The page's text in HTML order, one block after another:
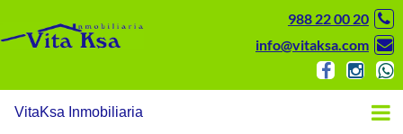
988 22 00 20
info@vitaksa.com
VitaKsa Inmobiliaria